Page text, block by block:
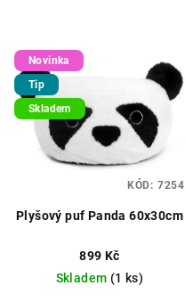
Novinka
Tip
Skladem
Plyšový puf Panda 60x30cm
899 Kč
Skladem (1 ks)
KÓD: 7254